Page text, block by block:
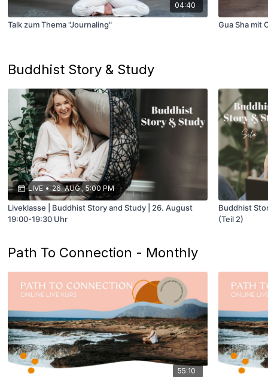
04:40
Talk zum Thema "Journaling" Gua Sha mit
Buddhist Story & Study
LIVE • 26. AUG., 5:00 PM
Liveklasse | Buddhist Story and Study | 26. August
19:00-19:30 Uhr
Buddhist
(Teil 2)
Path To Connection - Monthly
55:10